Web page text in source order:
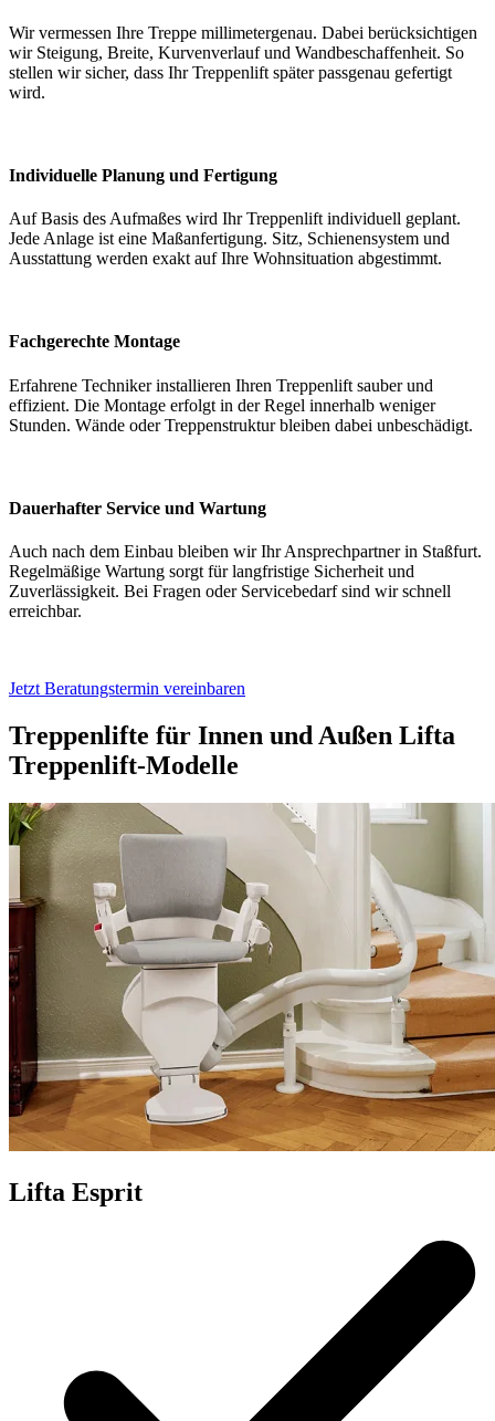
Wir vermessen Ihre Treppe millimetergenau. Dabei berücksichtigen
wir Steigung, Breite, Kurvenverlauf und Wandbeschaffenheit. So
stellen wir sicher, dass Ihr Treppenlift später passgenau gefertigt
wird.
Individuelle Planung und Fertigung
Auf Basis des Aufmaßes wird Ihr Treppenlift individuell geplant.
Jede Anlage ist eine Maßanfertigung. Sitz, Schienensystem und
Ausstattung werden exakt auf Ihre Wohnsituation abgestimmt.
Fachgerechte Montage
Erfahrene Techniker installieren Ihren Treppenlift sauber und
effizient. Die Montage erfolgt in der Regel innerhalb weniger
Stunden. Wände oder Treppenstruktur bleiben dabei unbeschädigt.
Dauerhafter Service und Wartung
Auch nach dem Einbau bleiben wir Ihr Ansprechpartner in Staßfurt.
Regelmäßige Wartung sorgt für langfristige Sicherheit und
Zuverlässigkeit. Bei Fragen oder Servicebedarf sind wir schnell
erreichbar.
Jetzt Beratungstermin vereinbaren
Treppenlifte für Innen und Außen Lifta
Treppenlift-Modelle
Lifta Esprit